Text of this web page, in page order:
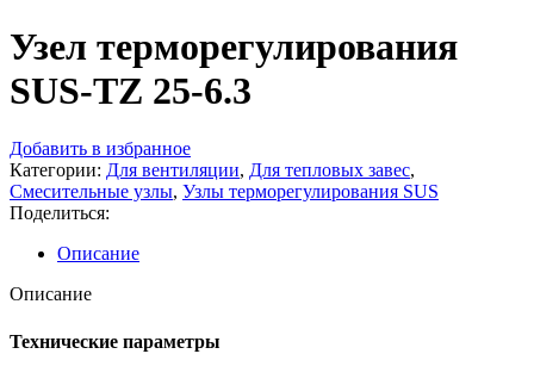
Узел терморегулирования
SUS-TZ 25-6.3
Добавить в избранное
Категории: Для вентиляции, Для тепловых завес,
Смесительные узлы, Узлы терморегулирования SUS
Поделиться:
Описание
Описание
Технические параметры